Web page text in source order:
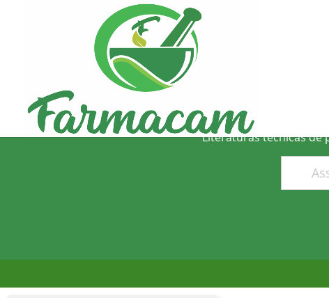
Literaturas técnicas de